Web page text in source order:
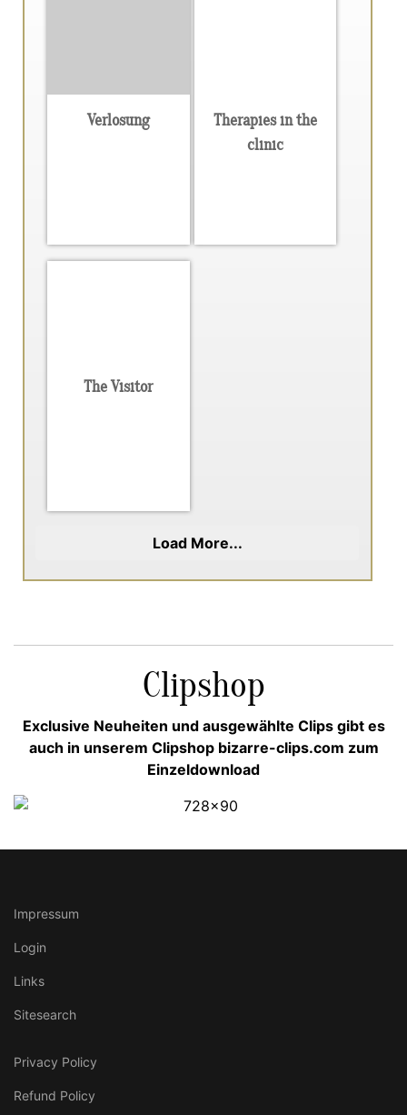
Verlosung
Therapies in the
clinic
The Visitor
Load More...
Clipshop
Exclusive Neuheiten und ausgewählte Clips gibt es
auch in unserem Clipshop bizarre-clips.com zum
Einzeldownload
Impressum
Login
Links
Sitesearch
Privacy Policy
Refund Policy